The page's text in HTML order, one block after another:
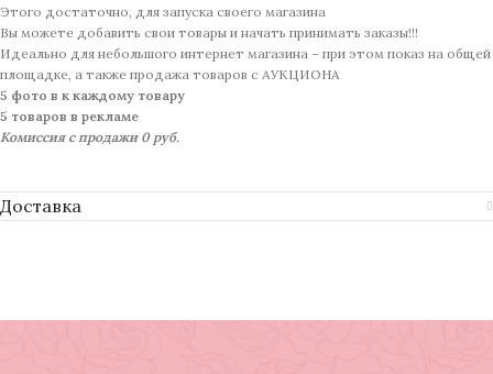
Этого достаточно, для запуска своего магазина
Вы можете добавить свои товары и начать принимать заказы!!!
Идеально для небольшого интернет магазина – при этом показ на общей
площадке, а также продажа товаров с АУКЦИОНА
5 фото в к каждому товару
5 товаров в рекламе
Комиссия с продажи 0 руб.
Доставка